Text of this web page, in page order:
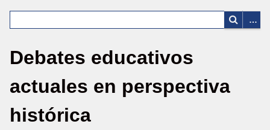
Debates educativos
actuales en perspectiva
histórica